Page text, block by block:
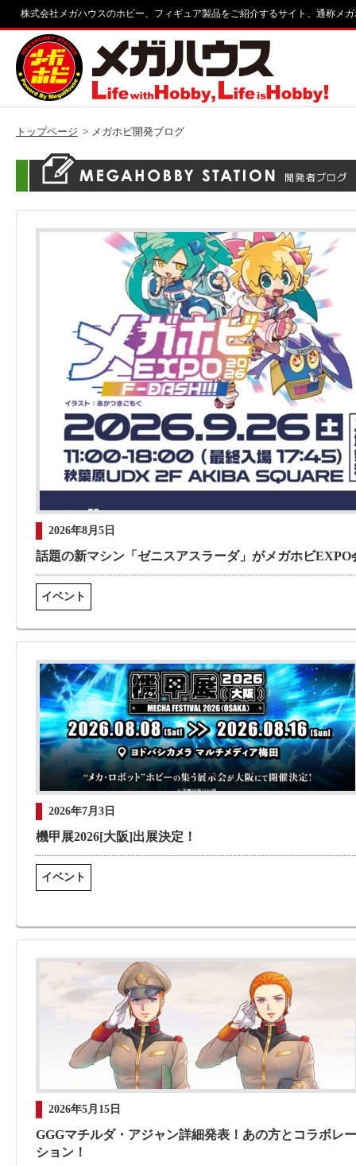
株式会社メガハウスのホビー、フィギュア製品をご紹介するサイト、通称メ
トップページ メガホビ開発ブログ
2026年8月5日
話題の新マシン「ゼニスアスラーダ」がメガホビ
イベント
2026年7月3日
機甲展2026[大阪]出展決定！
イベント
2026年5月15日
GGGマチルダ・アジャン詳細発表！あの方とコラボレー
ション！